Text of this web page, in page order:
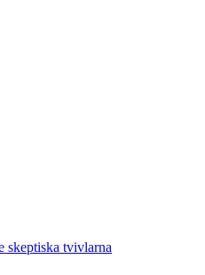
skeptiska tvivlarna